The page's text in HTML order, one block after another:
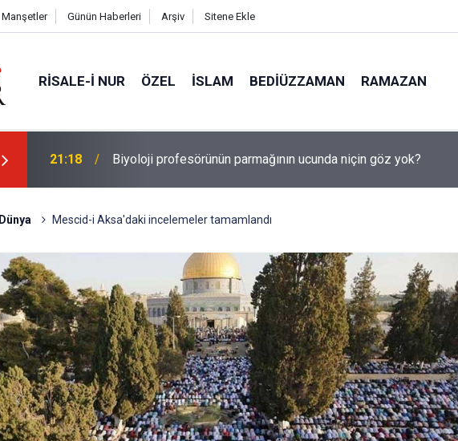
Manşetler Günün Haberleri Arşiv Sitene Ekle
RISALE-I NUR ÖZEL İSLAM BEDIÜZZAMAN RAMAZAN
20:11 Türkiye, Suudi Arabistan ve Pakistan Ortak Savunma Anlaşması
Dünya Mescid-i Aksa'daki incelemeler tamamlandı